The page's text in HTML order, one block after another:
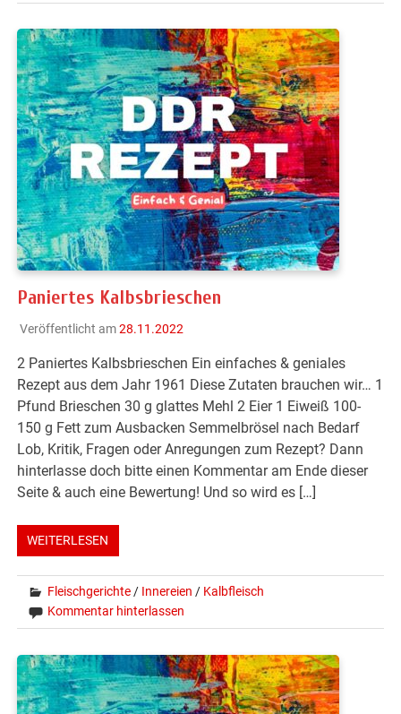
Paniertes Kalbsbrieschen
Veröffentlicht am28.11.2022
2 Paniertes Kalbsbrieschen Ein einfaches & geniales
Rezept aus dem Jahr 1961 Diese Zutaten brauchen wir… 1
Pfund Brieschen 30 g glattes Mehl 2 Eier 1 Eiweiß 100-
150 g Fett zum Ausbacken Semmelbrösel nach Bedarf
Lob, Kritik, Fragen oder Anregungen zum Rezept? Dann
hinterlasse doch bitte einen Kommentar am Ende dieser
Seite & auch eine Bewertung! Und so wird es […]
WEITERLESEN
Fleischgerichte / Innereien / Kalbfleisch
Kommentar hinterlassen